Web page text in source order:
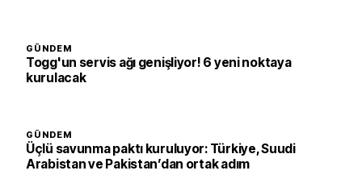
GÜNDEM
Togg'un servis ağı genişliyor! 6 yeni noktaya
kurulacak
GÜNDEM
Üçlü savunma paktı kuruluyor: Türkiye, Suudi
Arabistan ve Pakistan’dan ortak adım